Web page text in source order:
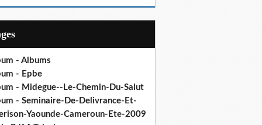
- Albums
- Epbe
- Midegue--Le-Chemin-Du-Salut
- Seminaire-De-Delivrance-Et-
Yaounde-Cameroun-Ete-2009